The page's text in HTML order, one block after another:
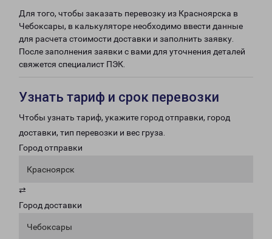
Для того, чтобы заказать перевозку из Красноярска в
Чебоксары, в калькуляторе необходимо ввести данные
для расчета стоимости доставки и заполнить заявку.
После заполнения заявки с вами для уточнения деталей
свяжется специалист ПЭК.
Узнать тариф и срок перевозки
Чтобы узнать тариф, укажите город отправки, город
доставки, тип перевозки и вес груза.
Город отправки
Красноярск
⇄
Город доставки
Чебоксары